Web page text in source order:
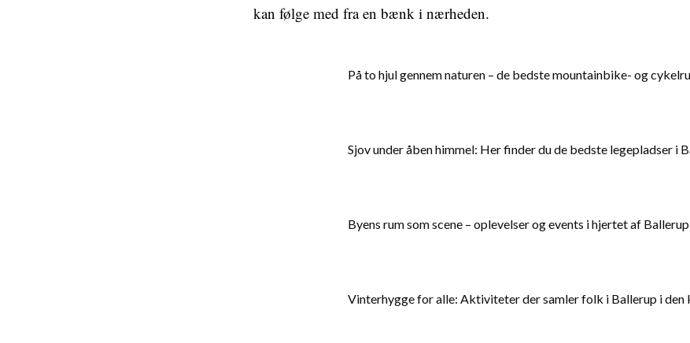
kan følge med fra en bænk i nærheden.
På to hjul gennem naturen – de bedste mountainbike- og
Sjov under åben himmel: Her finder du de bedste legepladser i
Byens rum som scene – oplevelser og events i hjertet af Ballerup
Vinterhygge for alle: Aktiviteter der samler folk i Ballerup i den